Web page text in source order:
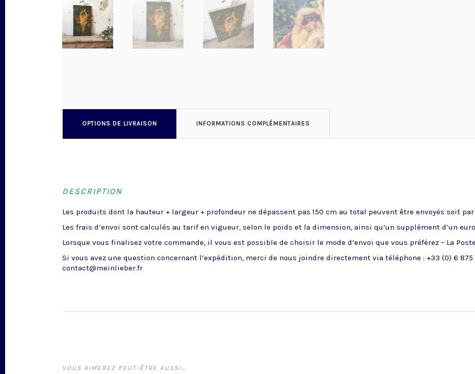
OPTIONS DE LIVRAISON INFORMATIONS COMPLÉMENTAIRES
DESCRIPTION
Les produits dont la hauteur + largeur + profondeur ne dépassent pas 150 cm au total peuvent être envoyés soit
Les frais d’envoi sont calculés au tarif en vigueur, selon le poids et la dimension, ainsi qu’un supplément d’un
Lorsque vous finalisez votre commande, il vous est possible de choisir le mode d’envoi que vous préférez – La
Si vous avez une question concernant l’expédition, merci de nous joindre directement via téléphone : +33 (0) 6
contact@meinlieber.fr
VOUS AIMEREZ PEUT-ÊTRE AUSSI…